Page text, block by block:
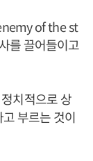
of the st
를 끌어들이고
치적으로 상
부르는 것이